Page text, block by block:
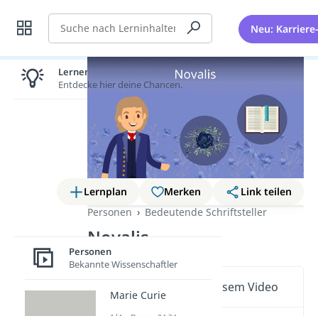
Suche Neu:
Lernplan Merken
Link teilen
Personen
Bedeutende Schriftsteller
Novalis
Wichtige Inhalte in diesem Video
Lernen lohnt sich!
Entdecke hier deine Chancen.
Personen
Bekannte Wissenschaftler
Marie Curie